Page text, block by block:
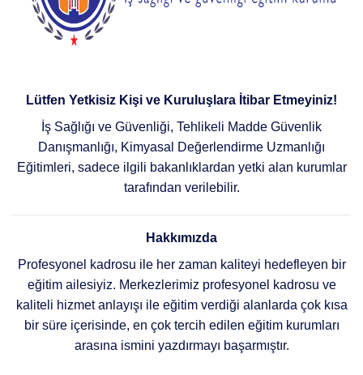
Lütfen Yetkisiz Kişi ve Kuruluşlara İtibar Etmeyiniz!
İş Sağlığı ve Güvenliği, Tehlikeli Madde Güvenlik
Danışmanlığı, Kimyasal Değerlendirme Uzmanlığı
Eğitimleri, sadece ilgili bakanlıklardan yetki alan kurumlar
tarafından verilebilir.
Hakkımızda
Profesyonel kadrosu ile her zaman kaliteyi hedefleyen bir
eğitim ailesiyiz. Merkezlerimiz profesyonel kadrosu ve
kaliteli hizmet anlayışı ile eğitim verdiği alanlarda çok kısa
bir süre içerisinde, en çok tercih edilen eğitim kurumları
arasına ismini yazdırmayı başarmıştır.